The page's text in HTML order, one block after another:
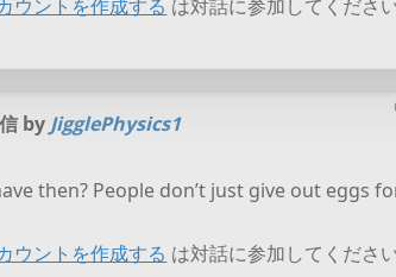
ウントを作成する は対話に参加してください
by JigglePhysics1
then? People don’t just give out eggs
ウントを作成する は対話に参加してください